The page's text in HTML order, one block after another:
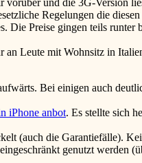
Regelungen die
Die Preise gingen teils runter
an Leute mit Wohnsitz in
Bei einigen auch
iPhone anbot. Es stellte sich
(auch die Garantiefälle).
genutzt werden